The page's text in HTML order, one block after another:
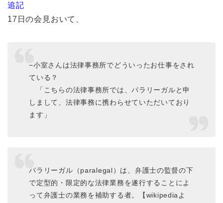
追記
17日の会見おいて、
−小室さんは法律事務所でどういったお仕事をされ
ている？
「こちらの法律事務所では、パラリーガルと申
しまして、法律事務に携わらせていただいており
ます」
パラリーガル（paralegal）は、弁護士の監督の下
で定型的・限定的な法律業務を遂行することによ
って弁護士の業務を補助する者。【wikipediaよ